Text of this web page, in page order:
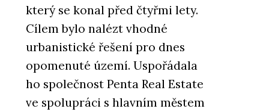
který se konal před čtyřmi lety.
Cílem bylo nalézt vhodné
urbanistické řešení pro dnes
opomenuté území. Uspořádala
ho společnost Penta Real Estate
ve spolupráci s hlavním městem